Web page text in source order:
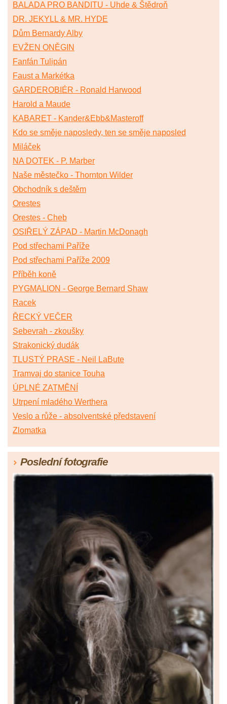
BALADA PRO BANDITU - Uhde & Štědroň
DR. JEKYLL & MR. HYDE
Dům Bernardy Alby
EVŽEN ONĚGIN
Fanfán Tulipán
Faust a Markétka
GARDEROBIÉR - Ronald Harwood
Harold a Maude
KABARET - Kander&Ebb&Masteroff
Kdo se směje naposledy, ten se směje naposled
Miláček
NA DOTEK - P. Marber
Naše městečko - Thornton Wilder
Obchodník s deštěm
Orestes
Orestes - Cheb
OSIŘELÝ ZÁPAD - Martin McDonagh
Pod střechami Paříže
Pod střechami Paříže 2009
Příběh koně
PYGMALION - George Bernard Shaw
Racek
ŘECKÝ VEČER
Sebevrah - zkoušky
Strakonický dudák
TLUSTÝ PRASE - Neil LaBute
Tramvaj do stanice Touha
ÚPLNÉ ZATMĚNÍ
Utrpení mladého Werthera
Veslo a růže - absolventské představení
Zlomatka
Poslední fotografie